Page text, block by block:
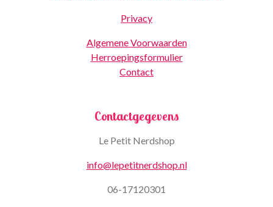
Privacy
Algemene Voorwaarden
Herroepingsformulier
Contact
Contactgegevens
Le Petit Nerdshop
info@lepetitnerdshop.nl
06-17120301